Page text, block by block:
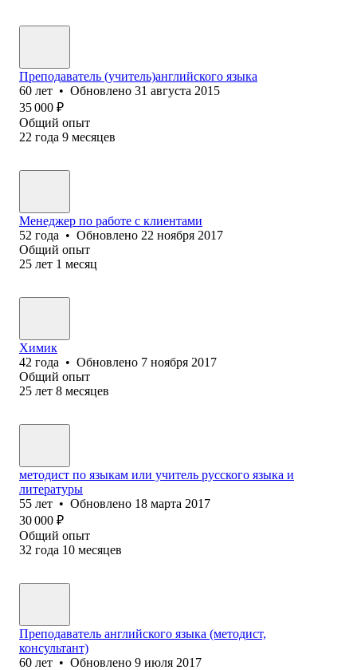
Преподаватель (учитель)английского языка
60 лет • Обновлено 31 августа 2015
35 000 ₽
Общий опыт
22 года 9 месяцев
Менеджер по работе с клиентами
52 года • Обновлено 22 ноября 2017
Общий опыт
25 лет 1 месяц
Химик
42 года • Обновлено 7 ноября 2017
Общий опыт
25 лет 8 месяцев
методист по языкам или учитель русского языка и
литературы
55 лет • Обновлено 18 марта 2017
30 000 ₽
Общий опыт
32 года 10 месяцев
Преподаватель английского языка (методист,
консультант)
60 лет • Обновлено 9 июля 2017